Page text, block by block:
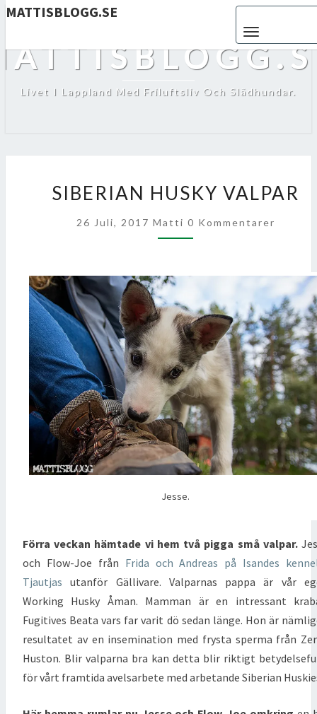
MATTISBLOGG.SE
Livet I Lappland Med Friluftsliv Och Slädhundar.
HUSKY
SIBERIAN HUSKY VALPAR
26 Juli, 2017 Matti Kommentarer
0 Kommentarer
Jesse.
Förra veckan hämtade vi hem två pigga små valpar.
och Flow-Joe från Frida och Andreas på Isandes
Tjautjas utanför Gällivare. Valparnas pappa är vår
Working Husky Åman. Mamman är en intressant
Fugitives Beata vars far varit dö sedan länge. Hon är
resultatet av en insemination med frysta sperma från
Huston. Blir valparna bra kan detta blir riktigt
för vårt framtida avelsarbete med arbetande Siberian